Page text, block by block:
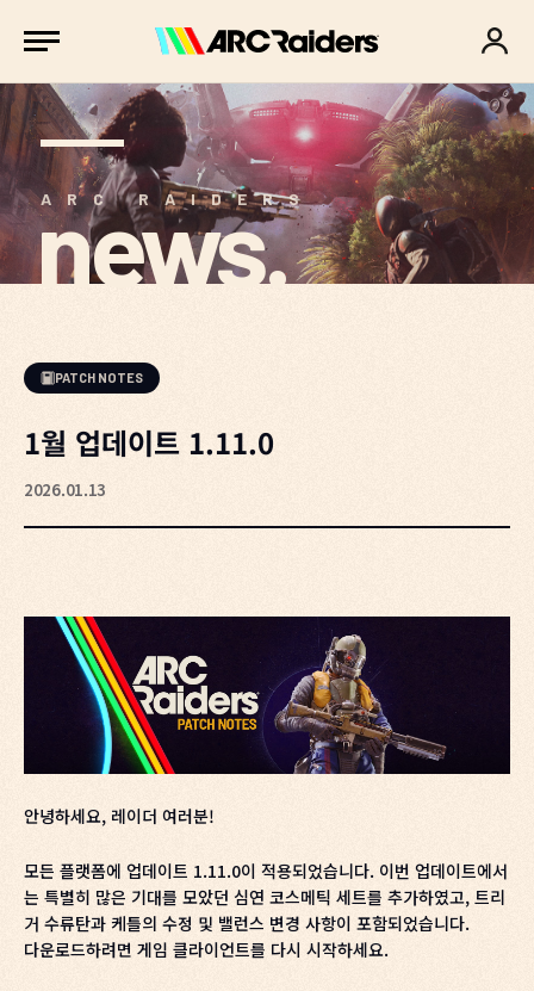
ARC RAIDERS
news.
PATCH NOTES
1월 업데이트 1.11.0
2026.01.13
안녕하세요, 레이더 여러분!
모든 플랫폼에 업데이트 1.11.0이 적용되었습니다. 이번 업데이트에서
는 특별히 많은 기대를 모았던 심연 코스메틱 세트를 추가하였고, 트리
거 수류탄과 케틀의 수정 및 밸런스 변경 사항이 포함되었습니다.
다운로드하려면 게임 클라이언트를 다시 시작하세요.